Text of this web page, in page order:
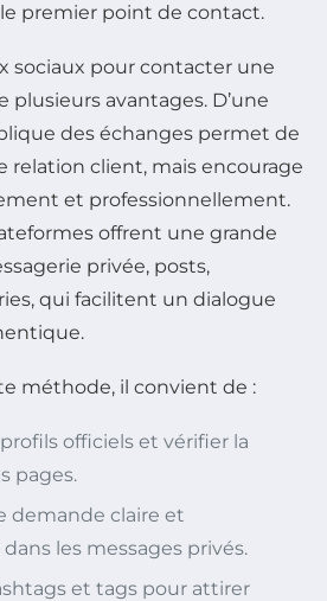
premier point de contact.
sociaux pour contacter une
avantages. D’une
des échanges permet de
relation client, mais encourage
et professionnellement.
offrent une grande
privée, posts,
qui facilitent un dialogue
méthode, il convient de :
officiels et vérifier la
pages.
demande claire et
les messages privés.
et tags pour attirer